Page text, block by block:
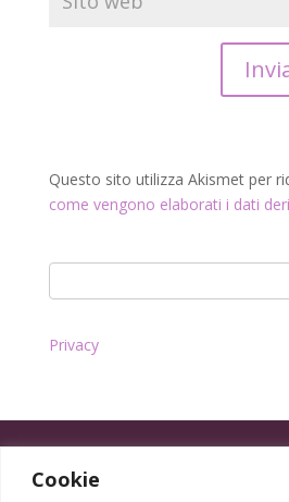
Cookie
Questo sito utilizza Akismet per
come vengono elaborati i dati
Privacy